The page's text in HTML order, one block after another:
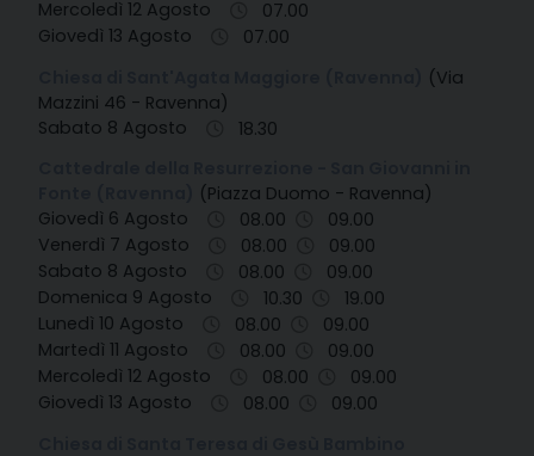
Mercoledì 12 Agosto
07.00
Giovedì 13 Agosto
07.00
(Via
Mazzini 46 - Ravenna)
Sabato 8 Agosto
18.30
(Piazza Duomo - Ravenna)
Giovedì 6 Agosto
08.00
09.00
Venerdì 7 Agosto
08.00
09.00
Sabato 8 Agosto
08.00
09.00
Domenica 9 Agosto
10.30
19.00
Lunedì 10 Agosto
08.00
09.00
Martedì 11 Agosto
08.00
09.00
Mercoledì 12 Agosto
08.00
09.00
Giovedì 13 Agosto
08.00
09.00